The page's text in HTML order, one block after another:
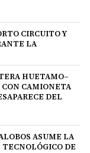
CIRCUITO Y
LA
HUETAMO–
CAMIONETA
DEL
ASUME LA
DE